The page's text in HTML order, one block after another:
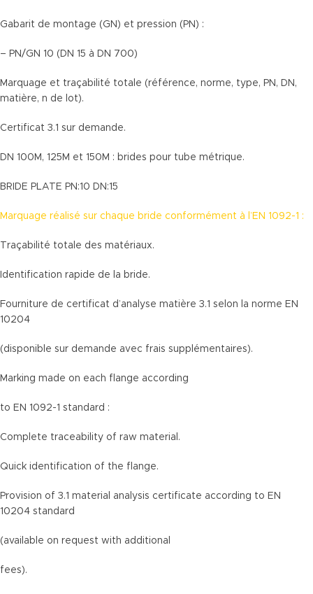
Gabarit de montage (GN) et pression (PN) :
– PN/GN 10 (DN 15 à DN 700)
Marquage et traçabilité totale (référence, norme, type, PN, DN,
matière, n de lot).
Certificat 3.1 sur demande.
DN 100M, 125M et 150M : brides pour tube métrique.
BRIDE PLATE PN:10 DN:15
Marquage réalisé sur chaque bride conformément à l’EN 1092-1 :
Traçabilité totale des matériaux.
Identification rapide de la bride.
Fourniture de certificat d’analyse matière 3.1 selon la norme EN
10204
(disponible sur demande avec frais supplémentaires).
Marking made on each flange according
to EN 1092-1 standard :
Complete traceability of raw material.
Quick identification of the flange.
Provision of 3.1 material analysis certificate according to EN
10204 standard
(available on request with additional
fees).